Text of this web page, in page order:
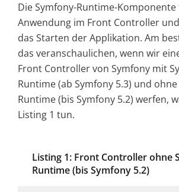
Die Symfony-Runtime-
Anwendung im Front Controller
das Starten der Applikation. Am
das veranschaulichen, wenn wir
Front Controller von Symfony mit
Runtime (ab Symfony 5.3) und
Runtime (bis Symfony 5.2) werfen,
Listing 1 tun.
Listing 1: Front Controller ohne
Runtime (bis Symfony 5.2)